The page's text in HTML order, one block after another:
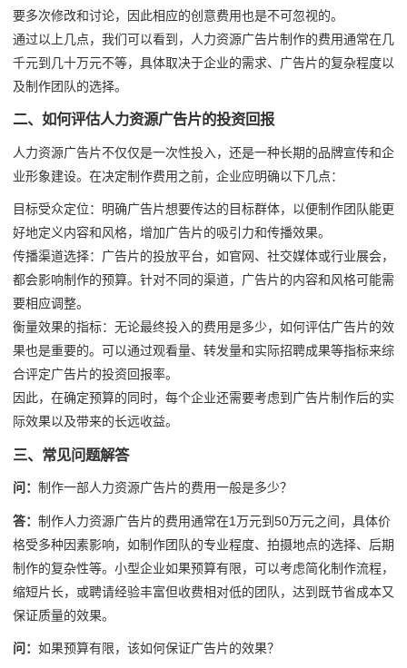
要多次修改和讨论，因此相应的创意费用也是不可忽视的。
通过以上几点，我们可以看到，人力资源广告片制作的费用通常在几
千元到几十万元不等，具体取决于企业的需求、广告片的复杂程度以
及制作团队的选择。
二、如何评估人力资源广告片的投资回报
人力资源广告片不仅仅是一次性投入，还是一种长期的品牌宣传和企
业形象建设。在决定制作费用之前，企业应明确以下几点：
目标受众定位：明确广告片想要传达的目标群体，以便制作团队能更
好地定义内容和风格，增加广告片的吸引力和传播效果。
传播渠道选择：广告片的投放平台，如官网、社交媒体或行业展会，
都会影响制作的预算。针对不同的渠道，广告片的内容和风格可能需
要相应调整。
衡量效果的指标：无论最终投入的费用是多少，如何评估广告片的效
果也是重要的。可以通过观看量、转发量和实际招聘成果等指标来综
合评定广告片的投资回报率。
因此，在确定预算的同时，每个企业还需要考虑到广告片制作后的实
际效果以及带来的长远收益。
三、常见问题解答
问： 制作一部人力资源广告片的费用一般是多少？
答： 制作人力资源广告片的费用通常在1万元到50万元之间，具体价
格受多种因素影响，如制作团队的专业程度、拍摄地点的选择、后期
制作的复杂性等。小型企业如果预算有限，可以考虑简化制作流程，
缩短片长，或聘请经验丰富但收费相对低的团队，达到既节省成本又
保证质量的效果。
问： 如果预算有限，该如何保证广告片的效果？